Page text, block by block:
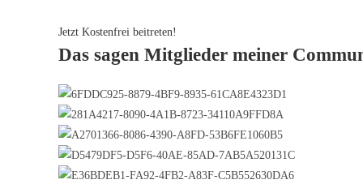
Jetzt Kostenfrei beitreten!
Das sagen Mitglieder meiner